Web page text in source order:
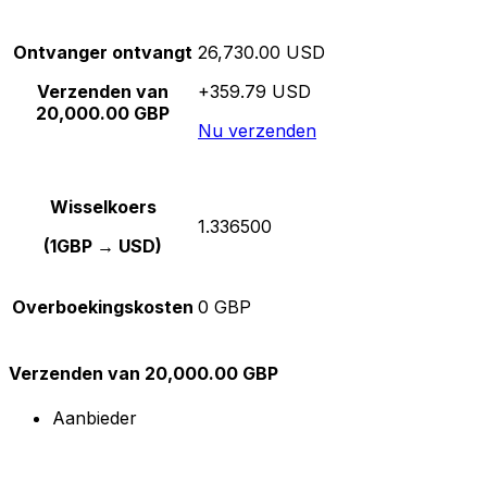
Ontvanger ontvangt
Verzenden van
20,000.00 GBP
26,730.00 USD
+359.79 USD
Nu verzenden
Wisselkoers
(1GBP → USD)
1.336500
Overboekingskosten 0 GBP
Verzenden van 20,000.00 GBP
Aanbieder